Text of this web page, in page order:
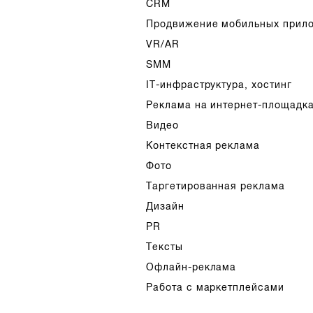
CRM
Продвижение мобильных
VR/AR
SMM
IT-инфраструктура, хостинг
Реклама на интернет-
Видео
Контекстная реклама
Фото
Таргетированная реклама
Дизайн
PR
Тексты
Офлайн-реклама
Работа с маркетплейсами